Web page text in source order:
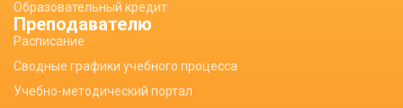
Образовательный кредит
Преподавателю
Расписание
Сводные графики учебного процесса
Учебно-методический портал